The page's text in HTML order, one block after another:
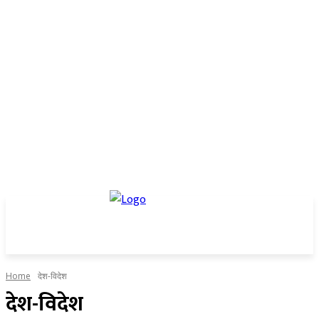
Home देश-विदेश
देश-विदेश